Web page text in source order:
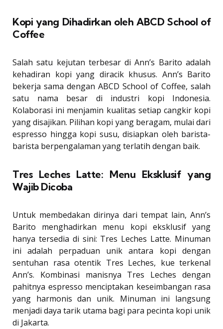
Kopi yang Dihadirkan oleh ABCD School of
Coffee
Salah satu kejutan terbesar di Ann’s Barito adalah
kehadiran kopi yang diracik khusus. Ann’s Barito
bekerja sama dengan ABCD School of Coffee, salah
satu nama besar di industri kopi Indonesia.
Kolaborasi ini menjamin kualitas setiap cangkir kopi
yang disajikan. Pilihan kopi yang beragam, mulai dari
espresso hingga kopi susu, disiapkan oleh barista-
barista berpengalaman yang terlatih dengan baik.
Tres Leches Latte: Menu Eksklusif yang
Wajib Dicoba
Untuk membedakan dirinya dari tempat lain, Ann’s
Barito menghadirkan menu kopi eksklusif yang
hanya tersedia di sini: Tres Leches Latte. Minuman
ini adalah perpaduan unik antara kopi dengan
sentuhan rasa otentik Tres Leches, kue terkenal
Ann’s. Kombinasi manisnya Tres Leches dengan
pahitnya espresso menciptakan keseimbangan rasa
yang harmonis dan unik. Minuman ini langsung
menjadi daya tarik utama bagi para pecinta kopi unik
di Jakarta.